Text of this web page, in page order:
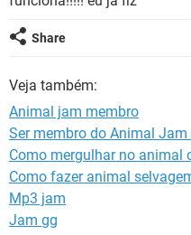
GUIA DE COMPRAS
Share
Veja também:
Animal jam membro
Ser membro do Animal Jam
Como mergulhar no animal
Como fazer animal
Mp3 jam
Jam gg